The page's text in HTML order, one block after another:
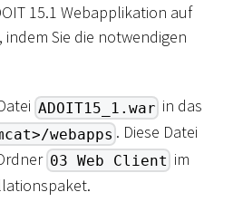
15.1 Webapplikation auf
Sie die notwendigen
ADOIT15_1.war in das
webapps . Diese Datei
03 Web Client im